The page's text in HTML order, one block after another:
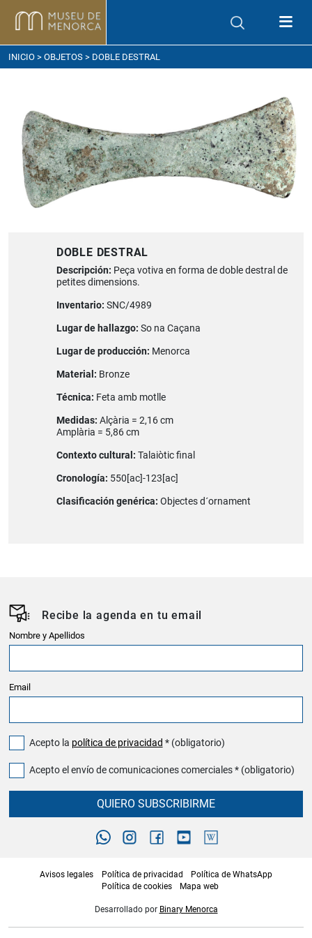
llegar
INICIO > OBJETOS > DOBLE DESTRAL
DOBLE DESTRAL
Descripción: Peça votiva en forma de doble destral de
petites dimensions.
Inventario: SNC/4989
Lugar de hallazgo: So na Caçana
Lugar de producción: Menorca
Material: Bronze
Técnica: Feta amb motlle
Medidas: Alçària = 2,16 cm
Amplària = 5,86 cm
Contexto cultural: Talaiòtic final
Cronología: 550[ac]-123[ac]
Clasificación genérica: Objectes d´ornament
Recibe la agenda en tu email
Nombre y Apellidos
Email
Acepto la política de privacidad * (obligatorio)
Acepto el envío de comunicaciones comerciales * (obligatorio)
QUIERO SUBSCRIBIRME
Avisos legales Política de privacidad
Política de WhatsApp
Política de cookies
Mapa web
Desarrollado por Binary Menorca